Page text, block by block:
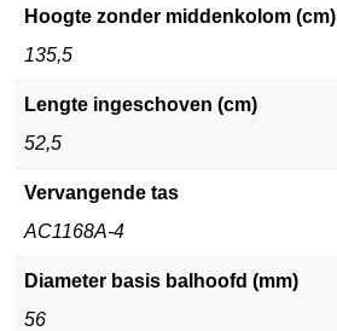
Hoogte zonder middenkolom (cm)
135,5
Lengte ingeschoven (cm)
52,5
Vervangende tas
AC1168A-4
Diameter basis balhoofd (mm)
56